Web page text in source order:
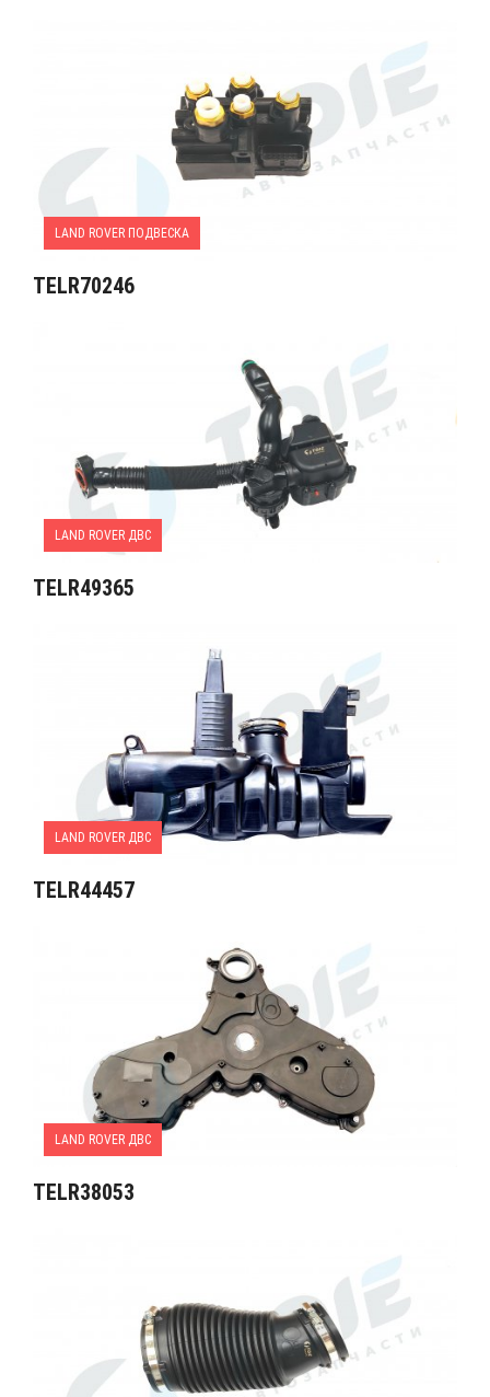
LAND ROVER ПОДВЕСКА
TELR70246
LAND ROVER ДВС
TELR49365
LAND ROVER ДВС
TELR44457
LAND ROVER ДВС
TELR38053